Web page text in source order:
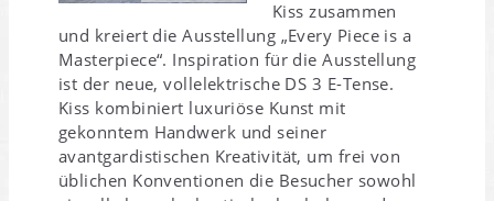
Kiss zusammen
und kreiert die Ausstellung „Every Piece is a
Masterpiece“. Inspiration für die Ausstellung
ist der neue, vollelektrische DS 3 E-Tense.
Kiss kombiniert luxuriöse Kunst mit
gekonntem Handwerk und seiner
avantgardistischen Kreativität, um frei von
üblichen Konventionen die Besucher sowohl